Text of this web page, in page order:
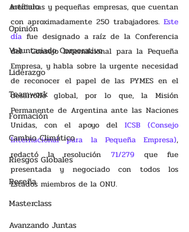
Artículo
Opinión
Voluntariado Corporativo
Liderazgo
Teamwork
Formación
Cambio Climático
Riesgos Globales
Reseña
Masterclass
Avanzando Juntas
medianas y pequeñas empresas, que cuentan
con aproximadamente 250 trabajadores. Este
día fue designado a raíz de la Conferencia
del  Consejo Internacional para la Pequeña
Empresa, y habla sobre la urgente necesidad
de reconocer el papel de las PYMES en el
desarrollo global, por lo que, la Misión
Permanente de Argentina ante las Naciones
Unidas, con el apoyo del ICSB (Consejo
Internacional para la Pequeña Empresa),
redactó la resolución 71/279 que fue
presentada y negociado con todos los
Estados miembros de la ONU.